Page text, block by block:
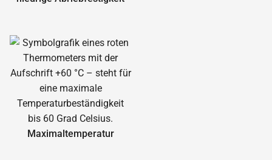
Maximal­temperatur